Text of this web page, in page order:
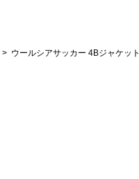
ウールシアサッカー 4Bジャケット